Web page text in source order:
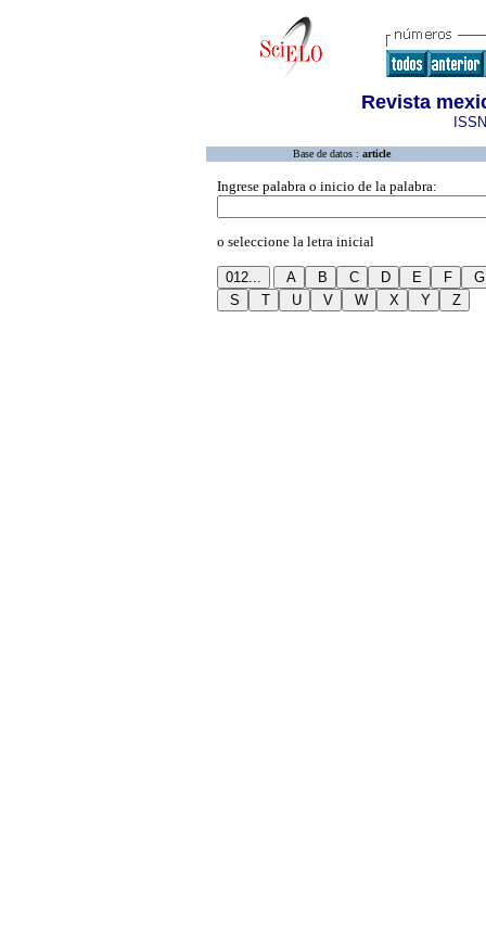
Revista
Base de datos : article
Ingrese palabra o inicio de la palabra:
o seleccione la letra inicial